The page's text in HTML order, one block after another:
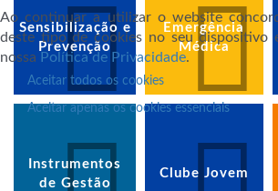
Sensibilização e
Prevenção
Emergência
Médica
Instrumentos
de Gestão
Clube Jovem
Ao continuar a utilizar o website
deste tipo de cookies no seu dispositivo
nossa Política de Privacidade.
Aceitar todos os cookies
Aceitar apenas os cookies essenciais